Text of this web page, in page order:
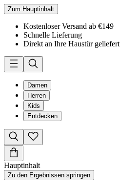
Zum Hauptinhalt
Kostenloser Versand ab €149
Schnelle Lieferung
Direkt an Ihre Haustür geliefert
Damen
Herren
Kids
Entdecken
Hauptinhalt
Zu den Ergebnissen springen